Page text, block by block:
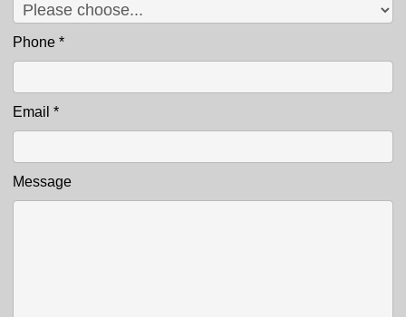
Phone *
Email *
Message